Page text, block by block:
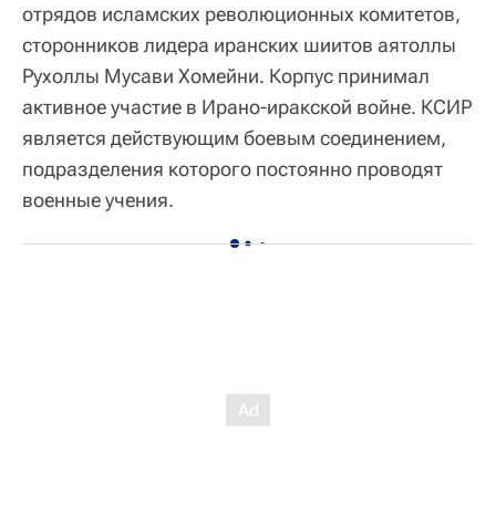
отрядов исламских революционных комитетов,
сторонников лидера иранских шиитов аятоллы
Рухоллы Мусави Хомейни. Корпус принимал
активное участие в Ирано-иракской войне. КСИР
является действующим боевым соединением,
подразделения которого постоянно проводят
военные учения.